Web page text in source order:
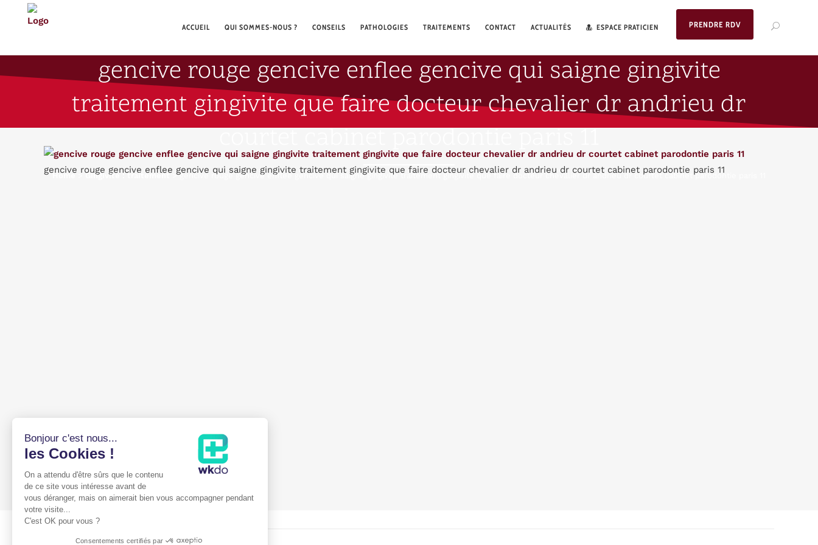
PRENDRE RDV
ACCUEIL QUI SOMMES-NOUS ? CONSEILS PATHOLOGIES TRAITEMENTS CONTACT ACTUALITÉS ESPACE PRATICIEN
gencive rouge gencive enflee gencive qui saigne gingivite
traitement gingivite que faire docteur chevalier dr andrieu dr
courtet cabinet parodontie paris 11
Home> Gingivite : traitement>gencive rouge gencive enflee gencive qui saigne gingivite traitement gingivite que faire docteur chevalier dr andrieu dr courtet cabinet parodontie paris 11
gencive rouge gencive enflee gencive qui saigne gingivite traitement gingivite que faire docteur chevalier dr andrieu dr courtet cabinet parodontie paris 11
Bonjour c'est nous...
les Cookies !
On a attendu d'être sûrs que le contenu
de ce site vous intéresse avant de
vous déranger, mais on aimerait bien vous accompagner pendant
votre visite...
C'est OK pour vous ?
Consentements certifiés par